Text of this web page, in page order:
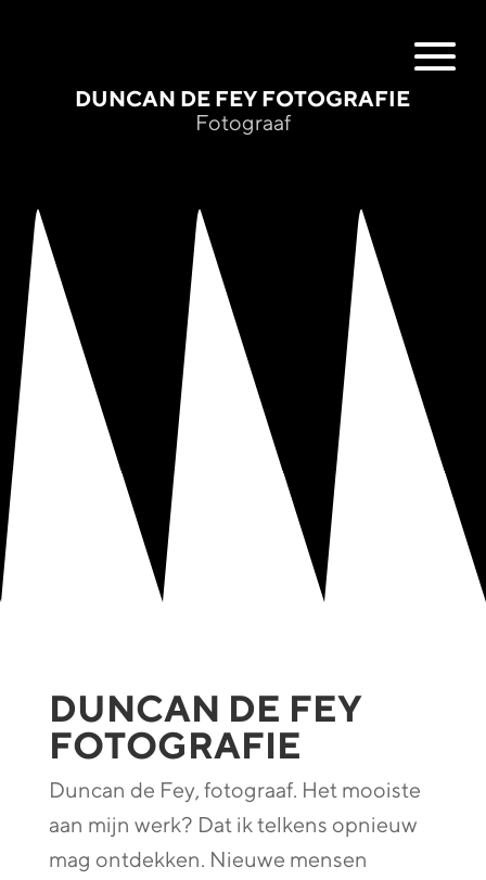
DUNCAN DE FEY FOTOGRAFIE
Fotograaf
DUNCAN DE FEY
FOTOGRAFIE
Duncan de Fey, fotograaf. Het mooiste
aan mijn werk? Dat ik telkens opnieuw
mag ontdekken. Nieuwe mensen